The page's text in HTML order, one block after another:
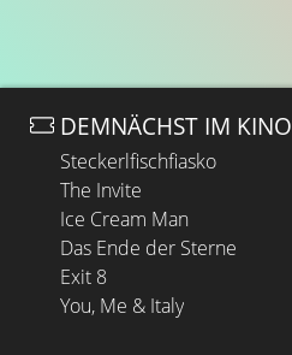
DEMNÄCHST IM KINO
Steckerlfischfiasko
The Invite
Ice Cream Man
Das Ende der Sterne
Exit 8
You, Me & Italy